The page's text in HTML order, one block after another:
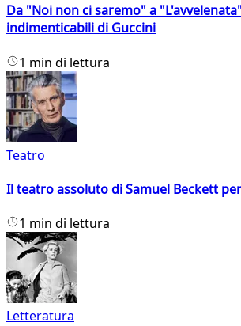
Da "Noi non ci saremo" a
indimenticabili di Guccini
1 min di lettura
Teatro
Il teatro assoluto di Samuel Beckett
1 min di lettura
Letteratura